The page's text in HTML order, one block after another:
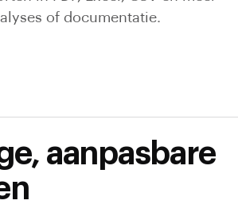
of documentatie.
aanpasbare